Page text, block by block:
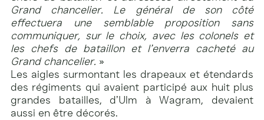
Grand chancelier. Le général de son côté
effectuera une semblable proposition sans
communiquer, sur le choix, avec les colonels et
les chefs de bataillon et l’enverra cacheté au
Grand chancelier. »
Les aigles surmontant les drapeaux et étendards
des régiments qui avaient participé aux huit plus
grandes batailles, d’Ulm à Wagram, devaient
aussi en être décorés.